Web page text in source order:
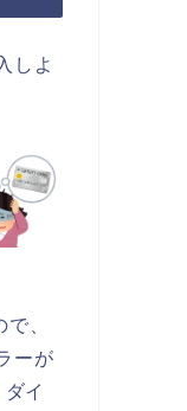
しよ
、
ーが
イ